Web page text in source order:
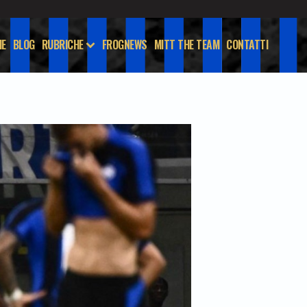
BLOG RUBRICHE FROGNEWS MITT THE TEAM CONTATTI